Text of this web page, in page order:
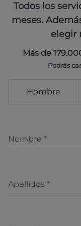
Todos los
meses.
elegir
Más de
Podrás
Hombre
Nombre *
Apellidos *